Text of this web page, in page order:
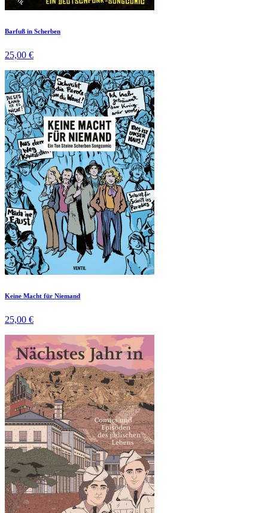
Barfuß in Scherben
25,00 €
Keine Macht für Niemand
25,00 €